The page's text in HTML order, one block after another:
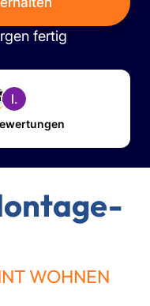
fertig
WOHNEN